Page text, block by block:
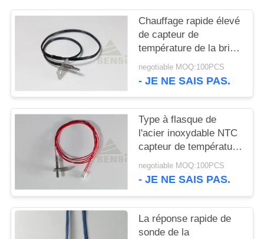
PRIVACY
POLICY
Chauffage rapide élevé
de capteur de
température de la bride
NTC de fiabilité pour le
chauffe-eau
negotiable MOQ:100PCS
- JE NE SAIS PAS.
Type à flasque de
l'acier inoxydable NTC
capteur de température
pour le cuiseur
électrique
negotiable MOQ:100PCS
- JE NE SAIS PAS.
La réponse rapide de
sonde de la